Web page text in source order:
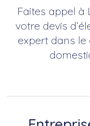
Faites appel à
votre devis
expert dans le